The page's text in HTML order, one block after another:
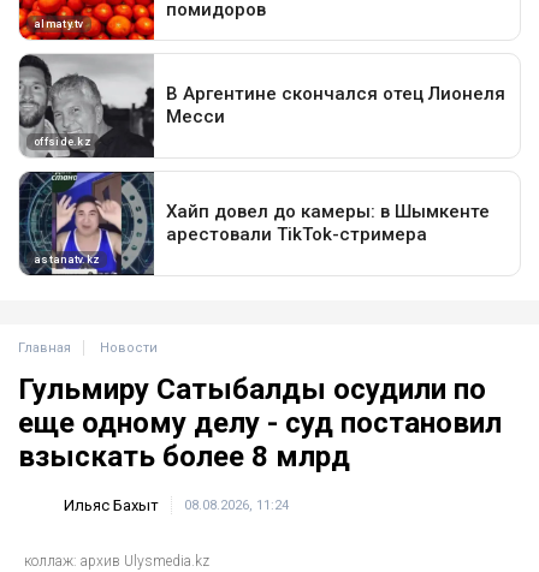
Главная Новости
Гульмиру Сатыбалды осудили по
еще одному делу - суд постановил
взыскать более 8 млрд
Ильяс Бахыт 08.08.2026, 11:24
коллаж: архив Ulysmedia.kz